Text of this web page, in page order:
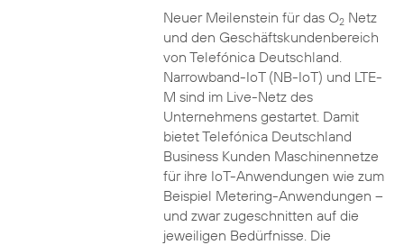
Neuer Meilenstein für das O2Netz
und den Geschäftskundenbereich
von Telefónica Deutschland.
Narrowband-IoT (NB-IoT) und LTE-
M sind im Live-Netz des
Unternehmens gestartet. Damit
bietet Telefónica Deutschland
Business Kunden Maschinennetze
für ihre IoT-Anwendungen wie zum
Beispiel Metering-Anwendungen –
und zwar zugeschnitten auf die
jeweiligen Bedürfnisse. Die